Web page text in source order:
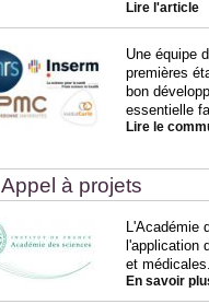
Lire l'article
Une équipe
premières
bon
essentielle
Lire le
Appel à projets
L'Académie
l'application
et
En savoir